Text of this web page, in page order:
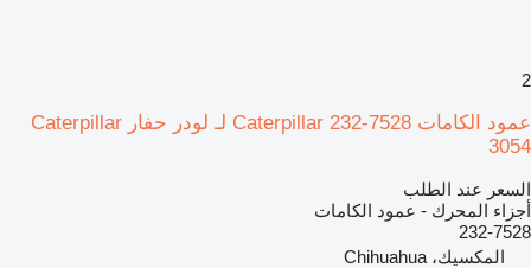
2
عمود الكامات Caterpillar 232-7528 لـ لودر حفار Caterpillar
3054
السعر عند الطلب
أجزاء المحرك - عمود الكامات
232-7528
المكسيك، Chihuahua